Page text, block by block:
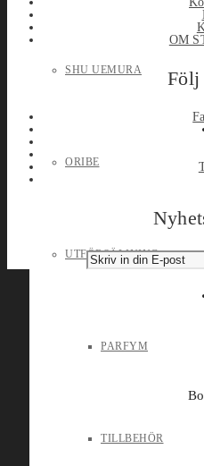
SHU UEMURA
ORIBE
UTFÖRSÄLJNING
PARFYM
TILLBEHÖR
OM
Följ